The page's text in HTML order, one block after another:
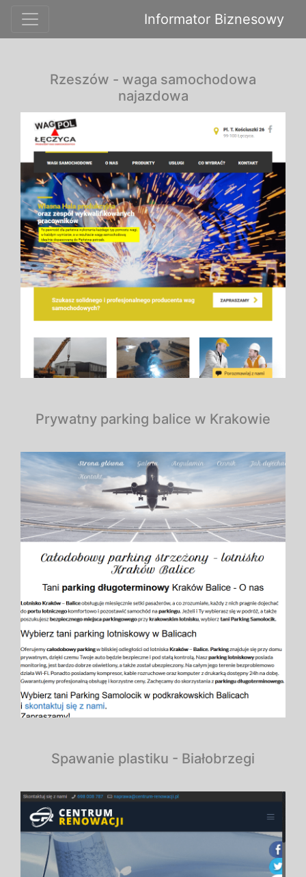
Informator Biznesowy
Rzeszów - waga samochodowa
najazdowa
Prywatny parking balice w Krakowie
Spawanie plastiku - Białobrzegi